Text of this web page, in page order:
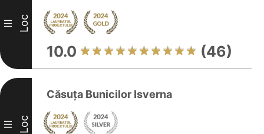
III Loc
10.0 (46)
III Loc
Căsuța Bunicilor Isverna